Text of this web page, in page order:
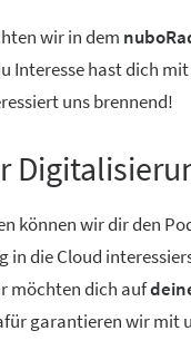
wir in dem
Interesse hast dich
uns brennend!
können wir dir den
in die Cloud
möchten dich auf
garantieren wir mit